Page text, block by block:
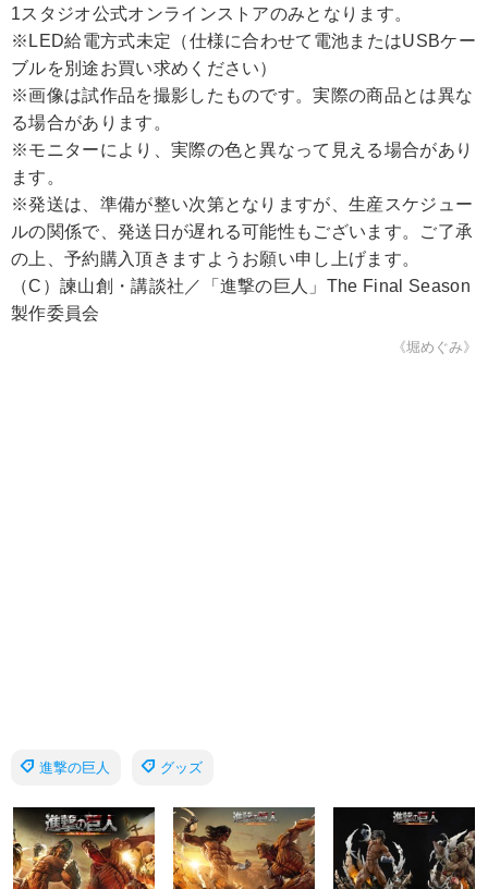
1スタジオ公式オンラインストアのみとなります。
※LED給電方式未定（仕様に合わせて電池またはUSBケー
ブルを別途お買い求めください）
※画像は試作品を撮影したものです。実際の商品とは異な
る場合があります。
※モニターにより、実際の色と異なって見える場合があり
ます。
※発送は、準備が整い次第となりますが、生産スケジュー
ルの関係で、発送日が遅れる可能性もございます。ご了承
の上、予約購入頂きますようお願い申し上げます。
（C）諫山創・講談社／「進撃の巨人」The Final Season
製作委員会
《堀めぐみ》
進撃の巨人 グッズ